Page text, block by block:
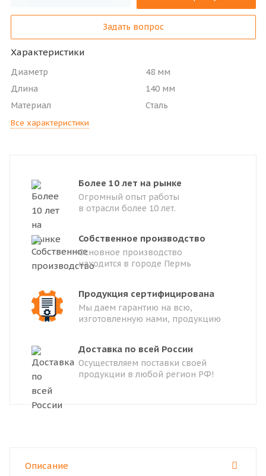
Задать вопрос
Характеристики
Диаметр
48 мм
Длина
140 мм
Материал
Сталь
Все характеристики
Более 10 лет на рынке
Огромный опыт работы
в отрасли более 10 лет.
Собственное производство
Основное производство
находится в городе Пермь
Продукция сертифицирована
Мы даем гарантию на всю,
изготовленную нами, продукцию
Доставка по всей России
Осуществляем поставки своей
продукции в любой регион РФ!
Описание